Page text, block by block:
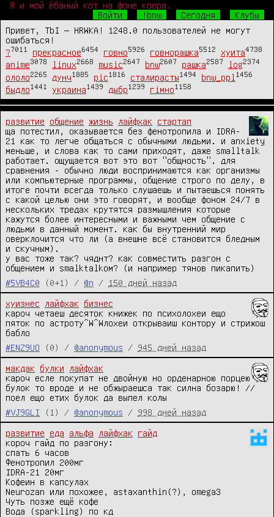
Я и мой ёбаный кот на фоне ковра.
Войти
!bnw Сегодня
Клубы
Привет, TbI — HRWKA! 1248.0 пользователей не могут
ошибаться!
?7011 прекрасное6454 говно5926 говнорашка5512 хуита4738
anime3078 linux2668 music2647 bnw2607 рашка2587 log2374
ололо2265 дунч1885 pic1816 сталирасты1494 bnw_ppl 1456
быдло1441 украина1439 дыбр1239 гімно1158
развитие общение жизнь лайфхак
стартап
ща потестил, оказывается без фенотропила и IDRA-
21 как то легче общаться с обычными людьми. и anxiety
меньше, и слова как то сами приходят, даже smalltalk
работает. ощущается вот это вот "общность". для
сравнения - обычно люди воспринимаются как организмы
или компьютерные программы, общение строго по делу, в
итоге почти всегда только слушаешь и пытаешься понять
с какой целью они это говорят, и вообще фоном 24/7 в
нескольких тредах крутятся размышления которые
кажутся более интересными и важными чем общение с
людьми в данный момент. как бы внутренний мир
оверклочится что ли (а внешне всё становится бледным
и скучным).
у вас тоже так? чяднт? как совместить разгон с
общением и smalktalkом? (и например тянов пикапить)
#5VB4C0
(0+1) / @n / 150 дней назад
хуизнес лайфхак
бизнес
кароч четаеш десяток книжек по психолохеи ещо
пяток по астроту^W^Wлохеи открываиш контору и стрижош
бабло
#ENZ9UO
(0) / @anonymous / 945 дней назад
макдак булки
лайфхак
кароч есле покупат не двойную но орденарною порцею
булок то вроде и не обжыраешса так силна бозарю! //
поел ещо етих булок да выпел колы
#VJ9GLI
(1) / @anonymous / 998 дней назад
развитие еда альфа лайфхак
гайд
короч гайд по разгону:
спать 6 часов
Фенотропил 200мг
IDRA-21 20мг
Кофеин в капсулах
Neurozan или похожее, astaxanthin(?), omega3
Чуть позже ещё кофе
Вода (sparkling) по кд